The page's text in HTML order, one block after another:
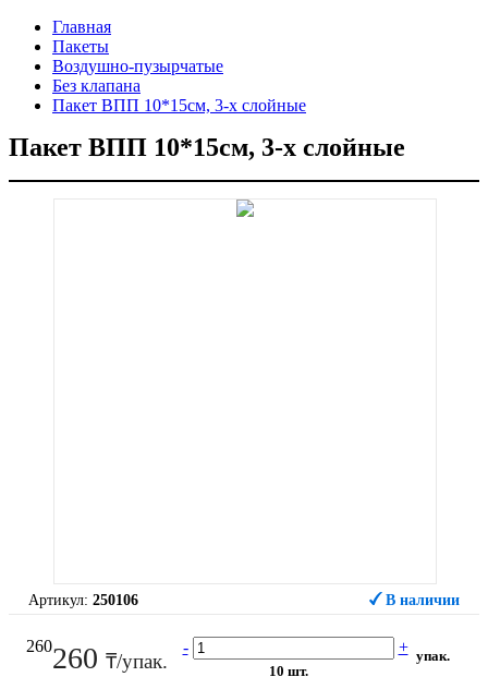
Главная
Пакеты
Воздушно-пузырчатые
Без клапана
Пакет ВПП 10*15см, 3-х слойные
Пакет ВПП 10*15см, 3-х слойные
Артикул: 250106 В наличии
260260 ₸/упак.
- +
10 шт.
упак.